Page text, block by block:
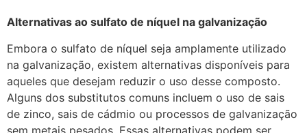
Alternativas ao sulfato de níquel na galvanização
Embora o sulfato de níquel seja amplamente utilizado
na galvanização, existem alternativas disponíveis para
aqueles que desejam reduzir o uso desse composto.
Alguns dos substitutos comuns incluem o uso de sais
de zinco, sais de cádmio ou processos de galvanização
sem metais pesados. Essas alternativas podem ser